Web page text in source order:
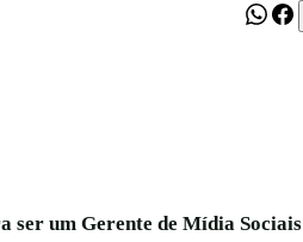
ser um Gerente de Mídia Sociais